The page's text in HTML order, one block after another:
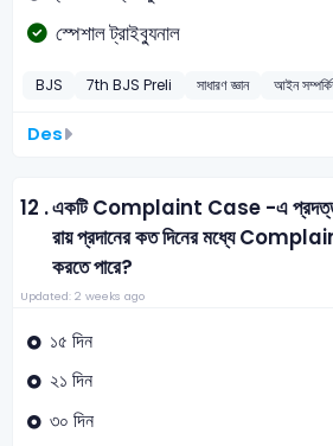
স্পেশাল ট্রাইব্যুনাল
BJS 7th BJS Preli সাধারণ জ্ঞান আইন
Des
12 .একটি Complaint Case -এ প্রদত্ত
রায় প্রদানের কত দিনের মধ্যে
করতে পারে?
Updated: 2 weeks ago
১৫ দিন
২১ দিন
৩০ দিন